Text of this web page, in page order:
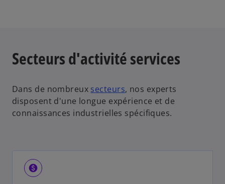
Secteurs d'activité services
Dans de nombreux secteurs, nos experts
disposent d'une longue expérience et de
connaissances industrielles spécifiques.
paid